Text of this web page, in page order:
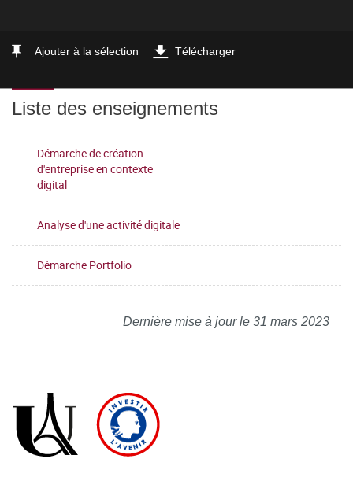
Ajouter à la sélection Télécharger
Liste des enseignements
Démarche de création
d'entreprise en contexte
digital
Analyse d'une activité digitale
Démarche Portfolio
Dernière mise à jour le 31 mars 2023